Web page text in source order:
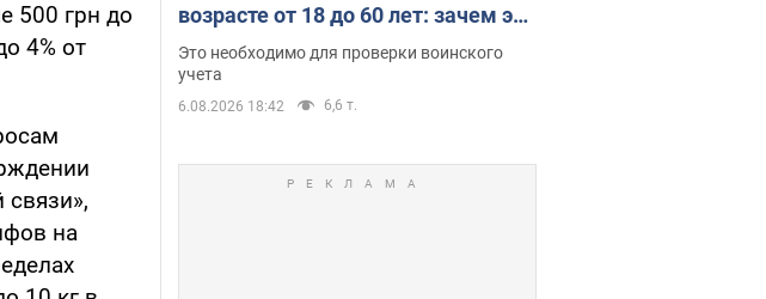
500 грн до
4% от
на
возрасте от 18 до 60 лет: зачем это
нужно
Это необходимо для проверки воинского
учета
6.08.2026 18:42 6,6 т.